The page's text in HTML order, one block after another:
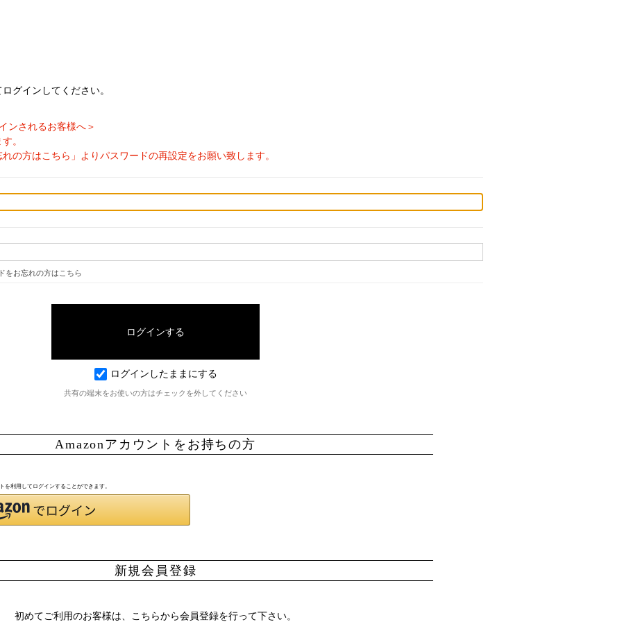
グインしてください。
ンされるお客様へ＞
。
の方はこちら」よりパスワードの再設定をお願い致します。
をお忘れの方はこちら
ログインしたままにする
共有の端末をお使いの方はチェックを外してください
Amazonアカウントをお持ちの方
を利用してログインすることができます。
新規会員登録
初めてご利用のお客様は、こちらから会員登録を行って下さい。